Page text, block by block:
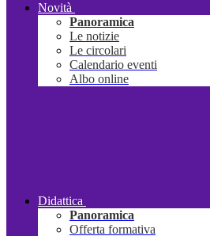
Novità
Panoramica
Le notizie
Le circolari
Calendario eventi
Albo online
Didattica
Panoramica
Offerta formativa